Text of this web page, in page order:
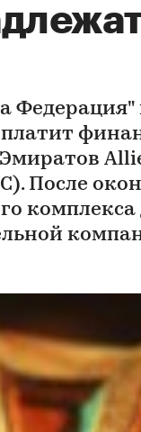
Федерация"
После
комплекса